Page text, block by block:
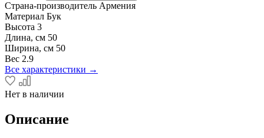
Страна-производитель Армения
Материал Бук
Высота 3
Длина, см 50
Ширина, см 50
Вес 2.9
Все характеристики →
Нет в наличии
Описание